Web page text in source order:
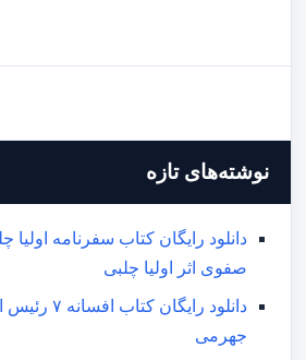
نوشته‌های تازه
دانلود رایگان کتاب سفرنامه اولیا
صفوی اثر اولیا چلبی
دانلود رایگان
جهرمی